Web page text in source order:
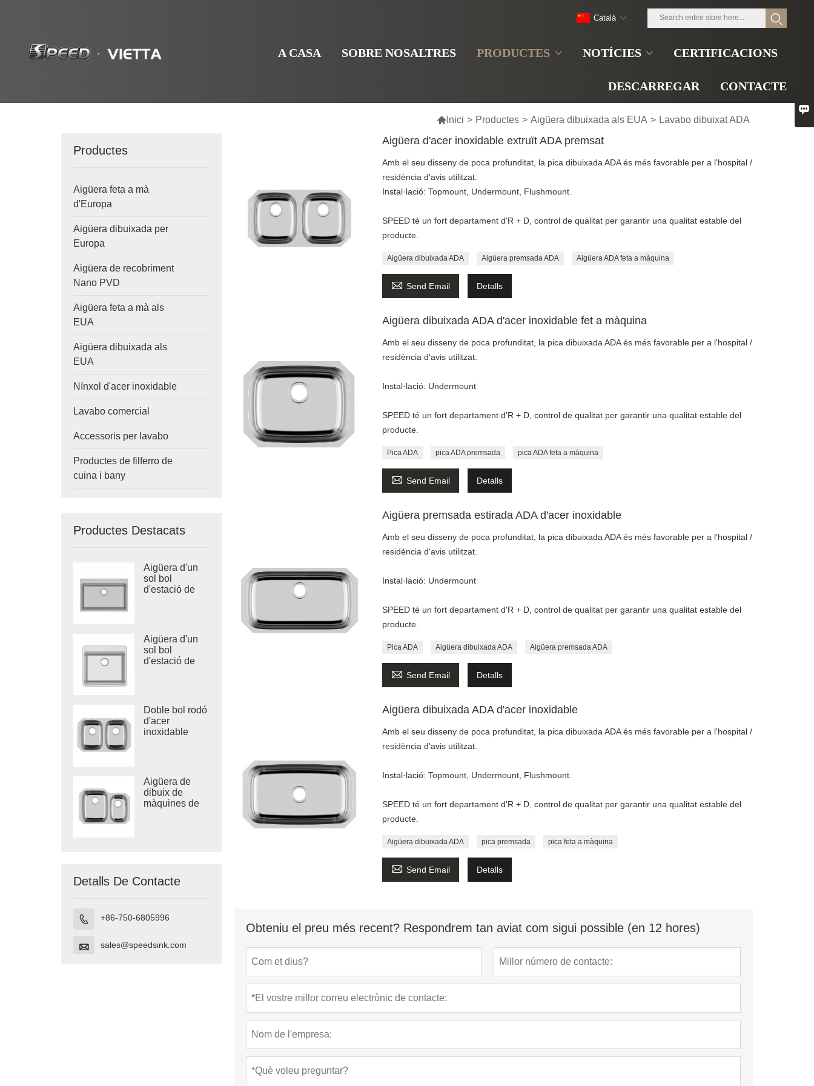
A CASA SOBRE NOSALTRES PRODUCTES NOTÍCIES CERTIFICACIONS
DESCARREGAR CONTACTE
Català
 Inici > Productes > Aigüera dibuixada als EUA > Lavabo dibuixat ADA
Productes
Aigüera feta a mà
d'Europa
Aigüera dibuixada per
Europa
Aigüera de recobriment
Nano PVD
Aigüera feta a mà als
EUA
Aigüera dibuixada als
EUA
Nínxol d'acer inoxidable
Lavabo comercial
Accessoris per lavabo
Productes de filferro de
cuina i bany
Productes Destacats
Aigüera d'un
sol bol
d'estació de
inoxidable
Aigüera d'un
sol bol
d'estació de
Doble bol rodó
d'acer
inoxidable
Vietnam
Aigüera de
dibuix de
màquines de
Detalls De Contacte
 +86-750-6805996
 sales@speedsink.com
Aigüera d'acer inoxidable extruït ADA premsat
Amb el seu disseny de poca profunditat, la pica dibuixada ADA és més favorable per a l'hospital /
residència d'avis utilitzat.
Instal·lació: Topmount, Undermount, Flushmount.
SPEED té un fort departament d'R + D, control de qualitat per garantir una qualitat estable del
producte.
Aigüera dibuixada ADA Aigüera premsada ADA Aigüera ADA feta a màquina
 Send Email Detalls
Aigüera dibuixada ADA d'acer inoxidable fet a màquina
Amb el seu disseny de poca profunditat, la pica dibuixada ADA és més favorable per a l'hospital /
residència d'avis utilitzat.
Instal·lació: Undermount
SPEED té un fort departament d'R + D, control de qualitat per garantir una qualitat estable del
producte.
Pica ADA pica ADA premsada pica ADA feta a màquina
 Send Email Detalls
Aigüera premsada estirada ADA d'acer inoxidable
Amb el seu disseny de poca profunditat, la pica dibuixada ADA és més favorable per a l'hospital /
residència d'avis utilitzat.
Instal·lació: Undermount
SPEED té un fort departament d'R + D, control de qualitat per garantir una qualitat estable del
producte.
Pica ADA Aigüera dibuixada ADA Aigüera premsada ADA
 Send Email Detalls
Aigüera dibuixada ADA d'acer inoxidable
Amb el seu disseny de poca profunditat, la pica dibuixada ADA és més favorable per a l'hospital /
residència d'avis utilitzat.
Instal·lació: Topmount, Undermount, Flushmount.
SPEED té un fort departament d'R + D, control de qualitat per garantir una qualitat estable del
producte.
Aigüera dibuixada ADA pica premsada pica feta a màquina
 Send Email Detalls
Obteniu el preu més recent? Respondrem tan aviat com sigui possible (en 12 hores)
